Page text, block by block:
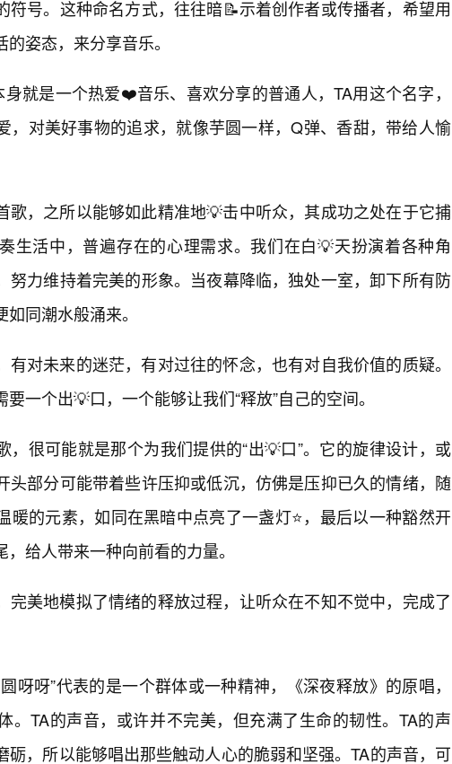
符号。这种命名方式，往往暗📝示着创作者或传播者，希望用
姿态，来分享音乐。
身就是一个热爱❤️音乐、喜欢分享的普通人，TA用这个名字，
，对美好事物的追求，就像芋圆一样，Q弹、香甜，带给人愉
歌，之所以能够如此精准地💡击中听众，其成功之处在于它捕
生活中，普遍存在的心理需求。我们在白💡天扮演着各种角
努力维持着完美的形象。当夜幕降临，独处一室，卸下所有防
同潮水般涌来。
有对未来的迷茫，有对过往的怀念，也有对自我价值的质疑。
一个出💡口，一个能够让我们“释放”自己的空间。
，很可能就是那个为我们提供的“出💡口”。它的旋律设计，或
头部分可能带着些许压抑或低沉，仿佛是压抑已久的情绪，随
暖的元素，如同在黑暗中点亮了一盏灯⭐，最后以一种豁然开
给人带来一种向前看的力量。
完美地模拟了情绪的释放过程，让听众在不知不觉中，完成了
呀呀”代表的是一个群体或一种精神，《深夜释放》的原唱，
。TA的声音，或许并不完美，但充满了生命的韧性。TA的声
砺，所以能够唱出那些触动人心的脆弱和坚强。TA的声音，可